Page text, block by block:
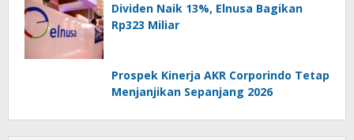
Dividen Naik 13%, Elnusa Bagikan
Rp323 Miliar
Prospek Kinerja AKR Corporindo Tetap
Menjanjikan Sepanjang 2026